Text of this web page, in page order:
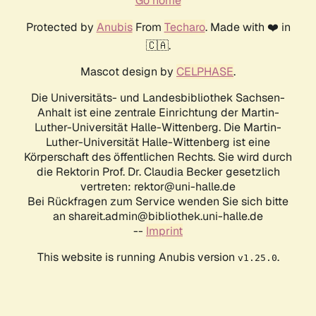
Protected by AnubisFrom Techaro. Made with ❤️ in
🇨🇦.
Mascot design by CELPHASE.
Die Universitäts- und Landesbibliothek Sachsen-
Anhalt ist eine zentrale Einrichtung der Martin-
Luther-Universität Halle-Wittenberg. Die Martin-
Luther-Universität Halle-Wittenberg ist eine
Körperschaft des öffentlichen Rechts. Sie wird durch
die Rektorin Prof. Dr. Claudia Becker gesetzlich
vertreten: rektor@uni-halle.de
Bei Rückfragen zum Service wenden Sie sich bitte
an shareit.admin@bibliothek.uni-halle.de
-- Imprint
This website is running Anubis version v1.25.0.